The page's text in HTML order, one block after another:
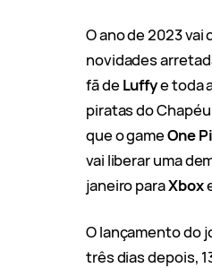
O ano de 2023 vai
novidades
fã deLuffye toda
piratas do Chapéu
que o gameOne
vai liberar uma
janeiro paraXbox
O lançamento do
três dias depois,